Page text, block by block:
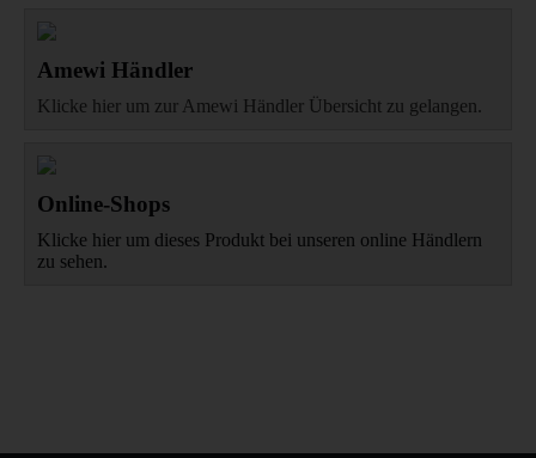
Amewi Händler
Klicke hier um zur Amewi Händler Übersicht zu gelangen.
Online-Shops
Klicke hier um dieses Produkt bei unseren online Händlern
zu sehen.